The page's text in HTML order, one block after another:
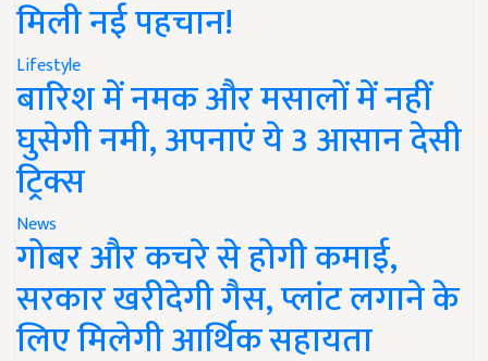
मिली नई पहचान!
Lifestyle
बारिश में नमक और मसालों में नहीं
घुसेगी नमी, अपनाएं ये 3 आसान देसी
ट्रिक्स
News
गोबर और कचरे से होगी कमाई,
सरकार खरीदेगी गैस, प्लांट लगाने के
लिए मिलेगी आर्थिक सहायता